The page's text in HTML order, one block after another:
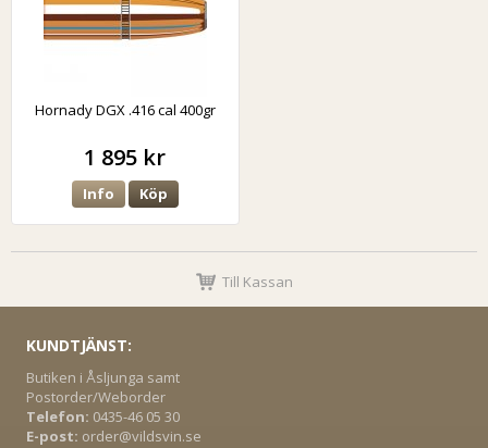
Hornady DGX .416 cal 400gr
1 895 kr
Info Köp
Till Kassan
KUNDTJÄNST:
Butiken i Åsljunga samt
Postorder/Weborder
Telefon: 0435-46 05 30
E-post: order@vildsvin.se